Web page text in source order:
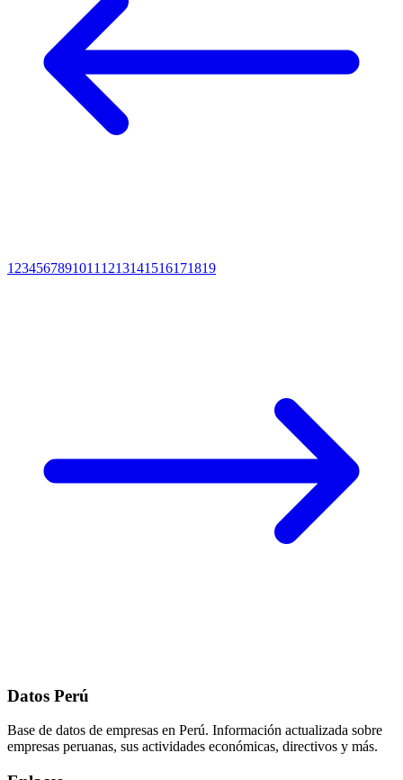
1 234567891011 1213141516171819
Datos Perú
Base de datos de empresas en Perú. Información actualizada sobre
empresas peruanas, sus actividades económicas, directivos y más.